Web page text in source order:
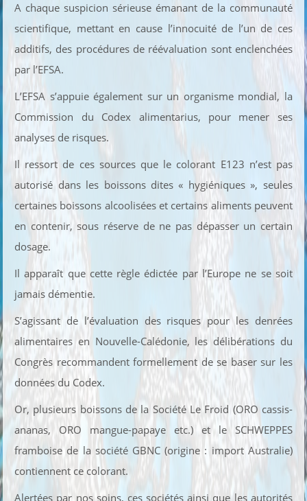
A chaque suspicion sérieuse émanant de la communauté
scientifique, mettant en cause l’innocuité de l’un de ces
additifs, des procédures de réévaluation sont enclenchées
par l’EFSA.
L’EFSA s’appuie également sur un organisme mondial, la
Commission du Codex alimentarius, pour mener ses
analyses de risques.
Il ressort de ces sources que le colorant E123 n’est pas
autorisé dans les boissons dites « hygiéniques », seules
certaines boissons alcoolisées et certains aliments peuvent
en contenir, sous réserve de ne pas dépasser un certain
dosage.
Il apparaît que cette règle édictée par l’Europe ne se soit
jamais démentie.
S’agissant de l’évaluation des risques pour les denrées
alimentaires en Nouvelle-Calédonie, les délibérations du
Congrès recommandent formellement de se baser sur les
données du Codex.
Or, plusieurs boissons de la Société Le Froid (ORO cassis-
ananas, ORO mangue-papaye etc.) et le SCHWEPPES
framboise de la société GBNC (origine : import Australie)
contiennent ce colorant.
Alertées par nos soins, ces sociétés ainsi que les autorités